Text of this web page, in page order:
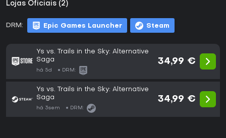
Lojas Oficiais (2)
DRM: Epic Games Launcher Steam
Ys vs. Trails in the Sky: Alternative
Saga
há 5d DRM:
34,99 €
Ys vs. Trails in the Sky: Alternative
Saga
há 3sem DRM:
34,99 €